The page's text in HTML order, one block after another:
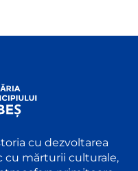
cu dezvoltarea
cu mărturii culturale,